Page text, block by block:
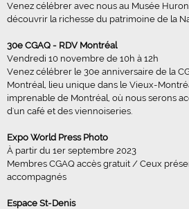
Venez célébrer avec nous au Musée
découvrir la richesse du patrimoine de la
30e CGAQ - RDV Montréal
Vendredi 10 novembre de 10h à 12h
Venez célébrer le 30e anniversaire de la
Montréal, lieu unique dans le Vieux-
imprenable de Montréal, où nous serons
d'un café et des viennoiseries.
Expo World Press Photo
À partir du 1er septembre 2023
Membres CGAQ accès gratuit / Ceux
accompagnés
Espace St-Denis